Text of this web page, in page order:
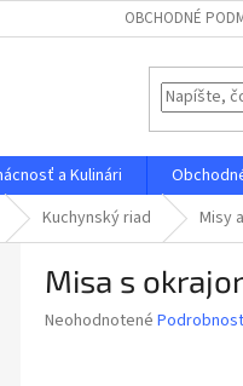
OBCHODNÉ
a Kulinári
Kuchynský riad Misy
Misa s
Priemerné
Neohodnotené